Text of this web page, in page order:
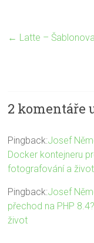
← Latte –
2 komentáře
Pingback:Josef
Docker kontejneru
fotografování a život
Pingback:Josef
přechod na PHP
život